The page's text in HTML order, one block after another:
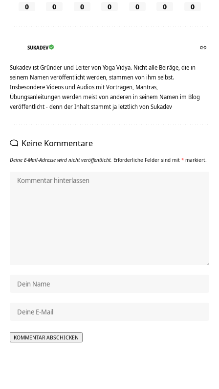
0 0 0 0 0 0 0
SUKADEV
Sukadev ist Gründer und Leiter von Yoga Vidya. Nicht alle Beiräge, die in
seinem Namen veröffentlicht werden, stammen von ihm selbst.
Insbesondere Videos und Audios mit Vorträgen, Mantras,
Übungsanleitungen werden meist von anderen in seinem Namen im Blog
veröffentlicht - denn der Inhalt stammt ja letztlich von Sukadev
Keine Kommentare
Deine E-Mail-Adresse wird nicht veröffentlicht. Erforderliche Felder sind mit * markiert.